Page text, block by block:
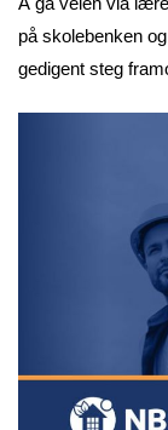
på skolebenken
gedigent steg